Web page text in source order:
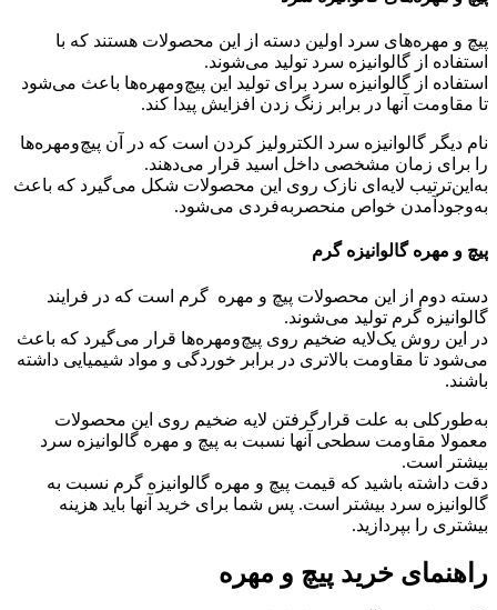
پیچ‌ و مهره‌های سرد اولین دسته از این محصولات هستند که با
استفاده از گالوانیزه سرد تولید می‌شوند.
استفاده از گالوانیزه سرد برای تولید این پیچ‌ومهره‌ها باعث می‌شود
تا مقاومت آنها در برابر زنگ زدن افزایش پیدا کند.
نام دیگر گالوانیزه سرد الکترولیز کردن است که در آن پیچ‌ومهره‌ها
را برای زمان مشخصی داخل اسید قرار می‌‌دهند.
به‌این‌ترتیب لایه‌ای نازک روی این محصولات شکل می‌گیرد که باعث
به‌وجودآمدن خواص منحصربه‌فردی می‌شود.
پیچ‌ و مهره گالوانیزه گرم
دسته دوم از این محصولات پیچ‌ و مهره گرم است که در فرایند
گالوانیزه گرم تولید می‌شوند.
در این روش یک‌لایه ضخیم روی پیچ‌ومهره‌ها قرار می‌گیرد که باعث
می‌شود تا مقاومت بالاتری در برابر خوردگی و مواد شیمیایی داشته
باشند.
به‌طورکلی به علت قرارگرفتن لایه ضخیم روی این محصولات
معمولا مقاومت سطحی آنها نسبت به پیچ‌ و مهره گالوانیزه سرد
بیشتر است.
دقت داشته باشید که قیمت پیچ‌ و مهره گالوانیزه گرم نسبت به
گالوانیزه سرد بیشتر است. پس شما برای خرید آنها باید هزینه
بیشتری را بپردازید.
راهنمای خرید پیچ‌ و مهره